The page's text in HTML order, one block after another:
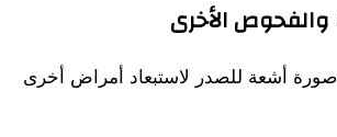
الأخرى
أشعة للصدر لاستبعاد أمراض أخرى